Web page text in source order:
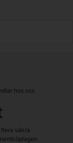
hos oss
säkra